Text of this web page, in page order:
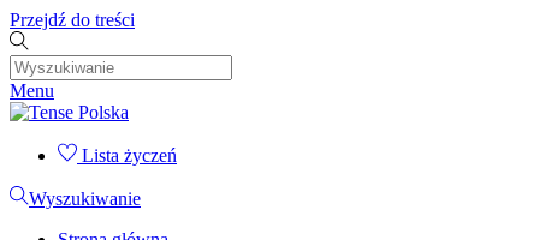
Przejdź do treści
Menu
Lista życzeń
Wyszukiwanie